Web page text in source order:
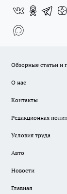
Обзорные статьи и
О нас
Контакты
Редакционная
Условия труда
Авто
Новости
Главная